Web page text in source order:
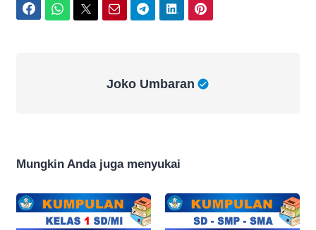
Joko Umbaran
Mungkin Anda juga menyukai